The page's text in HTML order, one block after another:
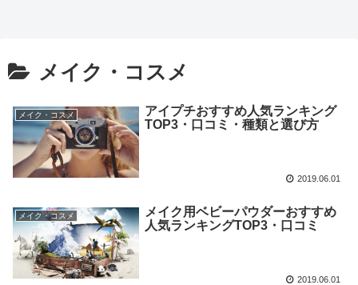
メイク・コスメ
メイク・コスメ
アイプチおすすめ人気ランキング
TOP3・口コミ・種類と選び方
2019.06.01
メイク・コスメ
メイク用ベビーパウダーおすすめ
人気ランキングTOP3・口コミ
2019.06.01